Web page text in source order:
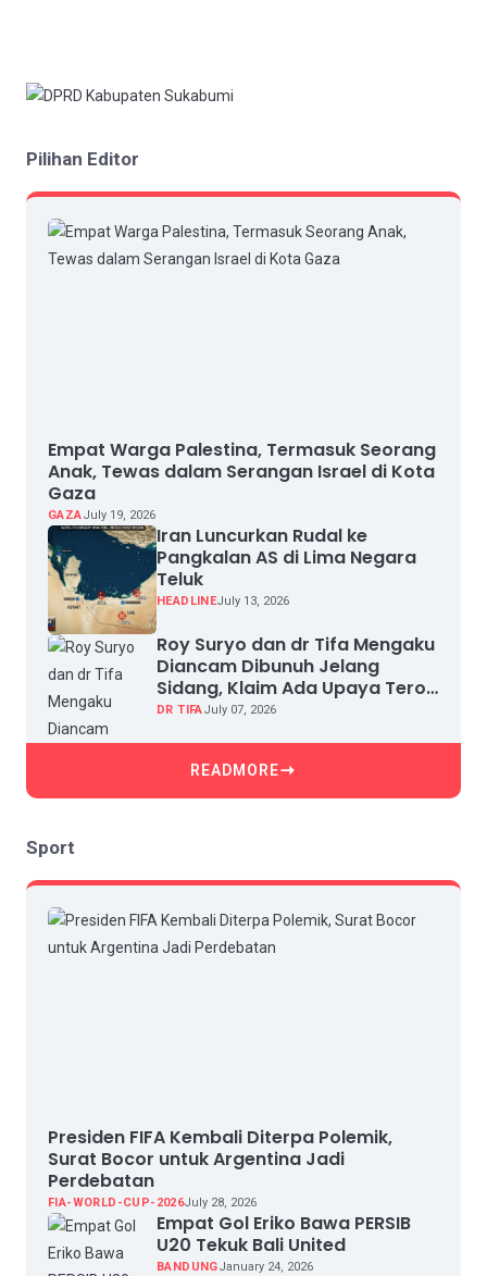
Pilihan Editor
Empat Warga Palestina, Termasuk Seorang
Anak, Tewas dalam Serangan Israel di Kota
Gaza
GAZAJuly 19, 2026
Iran Luncurkan Rudal ke
Pangkalan AS di Lima Negara
Teluk
HEADLINEJuly 13, 2026
Roy Suryo dan dr Tifa Mengaku
Diancam Dibunuh Jelang
Sidang, Klaim Ada Upaya Teror
dan Intimidasi
DR TIFAJuly 07, 2026
READMORE
Sport
Presiden FIFA Kembali Diterpa Polemik,
Surat Bocor untuk Argentina Jadi
Perdebatan
FIA-WORLD-CUP-2026July 28, 2026
Empat Gol Eriko Bawa PERSIB
U20 Tekuk Bali United
BANDUNGJanuary 24, 2026